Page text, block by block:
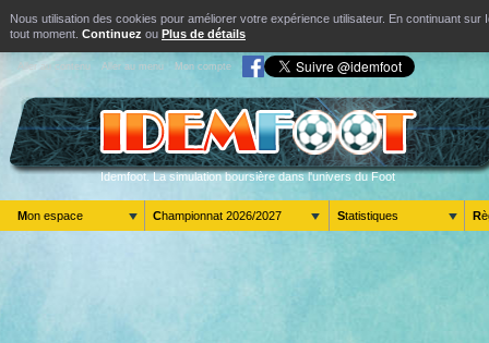
Nous utilisation des cookies pour améliorer votre expérience utilisateur. En continuant
tout moment. Continuez ou Plus de détails
Aller au contenu Aller au menu Mon compte
Idemfoot. La simulation boursière dans l'univers du Foot
Mon espace Championnat 2026/2027 Statistiques